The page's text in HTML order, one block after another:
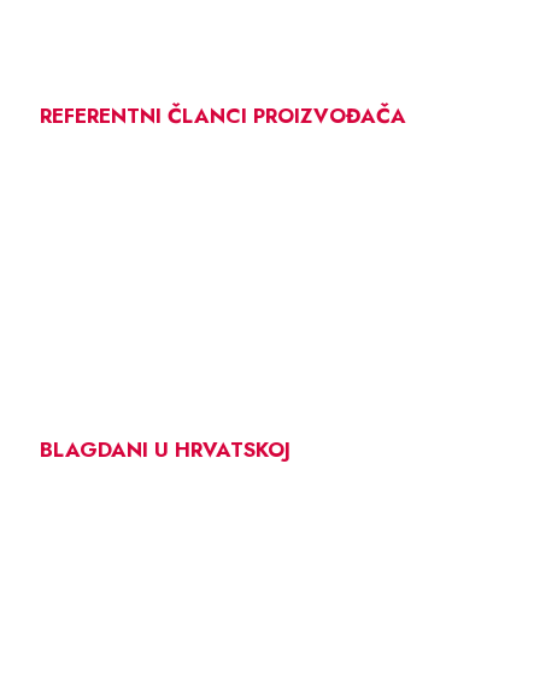
REFERENTNI ČLANCI PROIZVOĐAČA
BLAGDANI U HRVATSKOJ